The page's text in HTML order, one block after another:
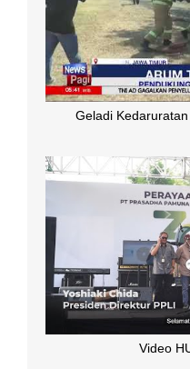
Geladi
Video